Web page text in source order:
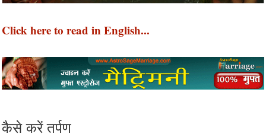
Click here to read in English...
कैसे करें तर्पण